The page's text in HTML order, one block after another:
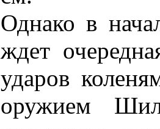
Однако в
ждет
ударов
оружием